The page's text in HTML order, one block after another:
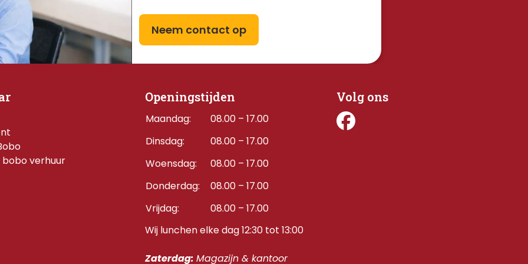
Neem contact op
verhuur
Openingstijden
Maandag:
08.00 – 17.00
Dinsdag:
08.00 – 17.00
Woensdag:
08.00 – 17.00
Donderdag: 08.00 – 17.00
Vrijdag:
08.00 – 17.00
Wij lunchen elke dag 12:30 tot 13:00
Zaterdag: Magazijn & kantoor
Volg ons